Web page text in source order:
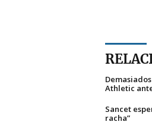
Athletic
Sancet
racha”